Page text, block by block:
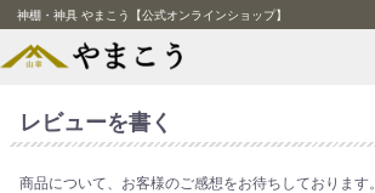
神棚・神具 やまこう【公式オンラインショップ】
レビューを書く
商品について、お客様のご感想をお待ちしております。